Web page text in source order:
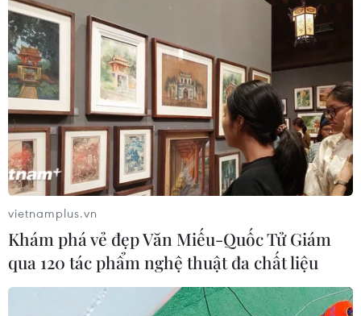
vietnamplus.vn
Khám phá vẻ đẹp Văn Miếu-Quốc Tử Giám
qua 120 tác phẩm nghệ thuật đa chất liệu